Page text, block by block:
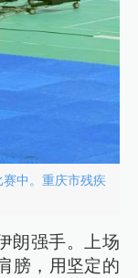
中。重庆市残疾
朗强手。上场
膀，用坚定的